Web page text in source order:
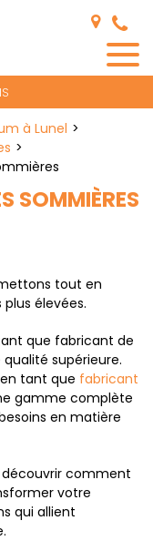
à Lunel
SOMMIÈRES
tout en
élevées.
que fabricant de
supérieure.
tant que fabricant
gamme complète
en matière
comment
votre
qui allient